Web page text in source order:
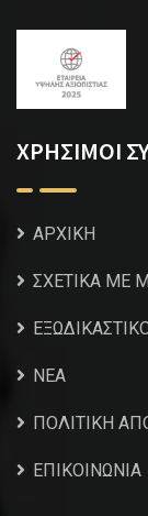
ΧΡΗΣΙΜΟΙ
ΑΡΧΙΚΗ
ΣΧΕΤΙΚΑ ΜΕ
NEA
ΠΟΛΙΤΙΚΗ
ΕΠΙΚΟΙΝΩΝΙΑ